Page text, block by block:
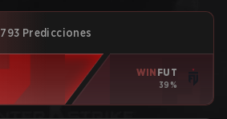
793 Predicciones
WIN FUT
39%